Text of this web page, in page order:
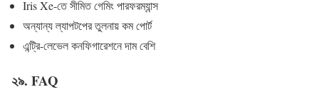
Iris Xe-তে সীমিত গেমিং পারফরম্যান্স
অন্যান্য ল্যাপটপের তুলনায় কম পোর্ট
এন্ট্রি-লেভেল কনফিগারেশনে দাম বেশি
২৯. FAQ